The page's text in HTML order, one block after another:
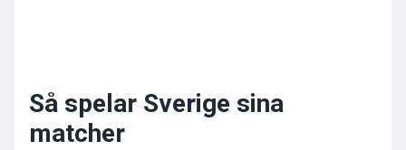
Så spelar Sverige sina
matcher